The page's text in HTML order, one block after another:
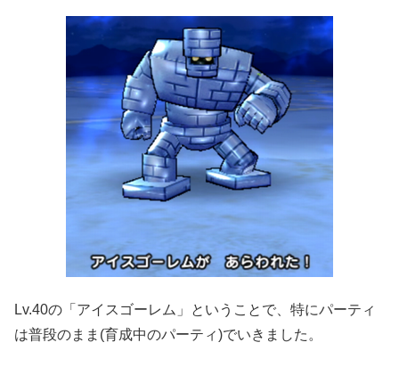
Lv.40の「アイスゴーレム」ということで、特にパーティ
は普段のまま(育成中のパーティ)でいきました。